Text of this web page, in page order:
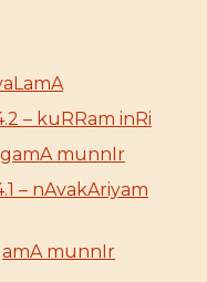
– kuRRam inRi
munnIr
– nAvakAriyam
munnIr